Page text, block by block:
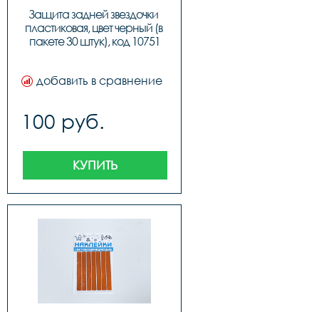
Защита задней звездочки
пластиковая, цвет черный (в
пакете 30 штук), код 10751
добавить в сравнение
100 руб.
КУПИТЬ